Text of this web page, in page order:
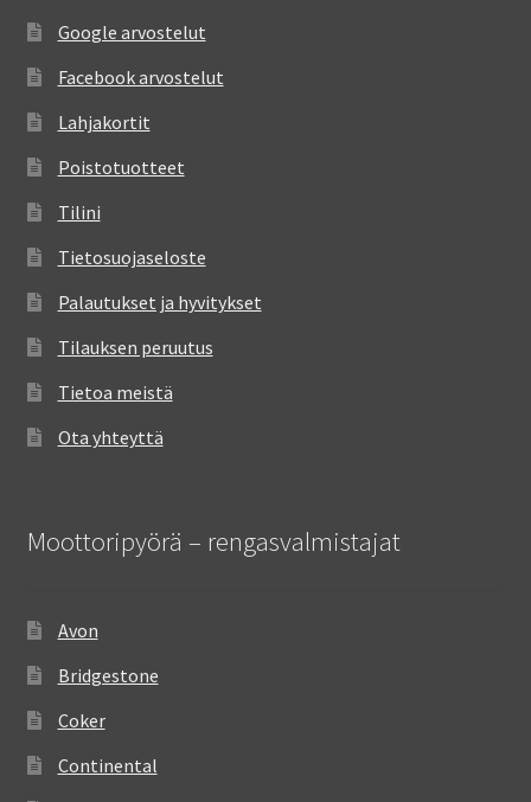
Google arvostelut
Facebook arvostelut
Lahjakortit
Poistotuotteet
Tilini
Tietosuojaseloste
Palautukset ja hyvitykset
Tilauksen peruutus
Tietoa meistä
Ota yhteyttä
Moottoripyörä – rengasvalmistajat
Avon
Bridgestone
Coker
Continental